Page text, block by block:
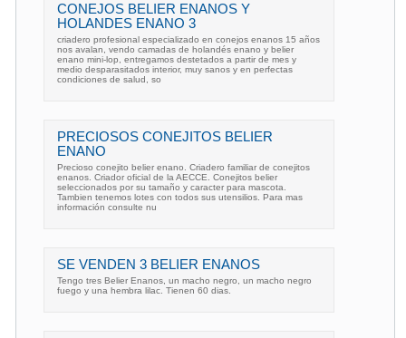
CONEJOS BELIER ENANOS Y
HOLANDES ENANO 3
criadero profesional especializado en conejos enanos 15 años
nos avalan, vendo camadas de holandés enano y belier
enano mini-lop, entregamos destetados a partir de mes y
medio desparasitados interior, muy sanos y en perfectas
condiciones de salud, so
PRECIOSOS CONEJITOS BELIER
ENANO
Precioso conejito belier enano. Criadero familiar de conejitos
enanos. Criador oficial de la AECCE. Conejitos belier
seleccionados por su tamaño y caracter para mascota.
Tambien tenemos lotes con todos sus utensilios. Para mas
información consulte nu
SE VENDEN 3 BELIER ENANOS
Tengo tres Belier Enanos, un macho negro, un macho negro
fuego y una hembra lilac. Tienen 60 dias.